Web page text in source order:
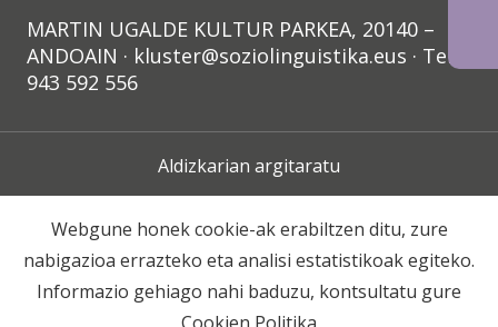
MARTIN UGALDE KULTUR PARKEA, 20140 –
ANDOAIN · kluster@soziolinguistika.eus · Tel.:
943 592 556
Aldizkarian argitaratu
Lege Oharra
Harpidetza
Webgune honek cookie-ak erabiltzen ditu, zure
nabigazioa errazteko eta analisi estatistikoak egiteko.
Informazio gehiago nahi baduzu, kontsultatu gure